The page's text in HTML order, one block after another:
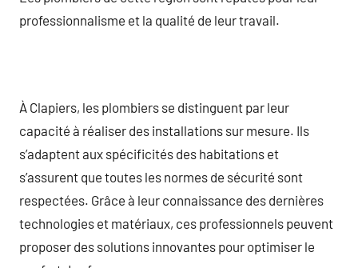
professionnalisme et la qualité de leur travail.
À Clapiers, les plombiers se distinguent par leur
capacité à réaliser des installations sur mesure. Ils
s’adaptent aux spécificités des habitations et
s’assurent que toutes les normes de sécurité sont
respectées. Grâce à leur connaissance des dernières
technologies et matériaux, ces professionnels peuvent
proposer des solutions innovantes pour optimiser le